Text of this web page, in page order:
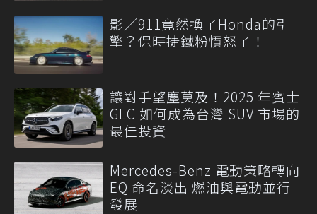
影／911竟然換了Honda的引
擎？保時捷鐵粉憤怒了！
讓對手望塵莫及！2025 年賓士
GLC 如何成為台灣 SUV 市場的
最佳投資
Mercedes-Benz 電動策略轉向
EQ 命名淡出 燃油與電動並行
發展